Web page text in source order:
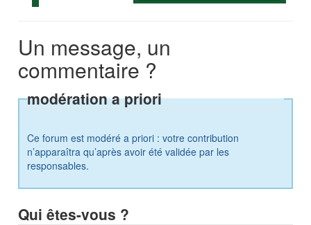
Un message, un
commentaire ?
modération a priori
Ce forum est modéré a priori : votre contribution
n’apparaîtra qu’après avoir été validée par les
responsables.
Qui êtes-vous ?